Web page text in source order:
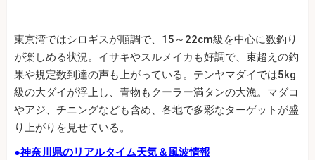
東京湾ではシロギスが順調で、15～22cm級を中心に数釣り
が楽しめる状況。イサキやスルメイカも好調で、束超えの釣
果や規定数到達の声も上がっている。テンヤマダイでは5kg
級の大ダイが浮上し、青物もクーラー満タンの大漁。マダコ
やアジ、チニングなども含め、各地で多彩なターゲットが盛
り上がりを見せている。
●神奈川県のリアルタイム天気＆風波情報